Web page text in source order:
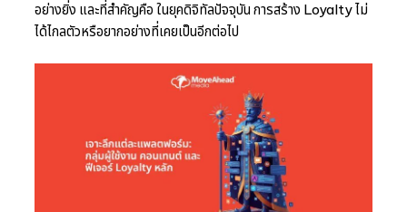
อย่างยิ่ง และที่สำคัญคือ ในยุคดิจิทัลปัจจุบัน การสร้าง Loyalty ไม่
ได้ไกลตัวหรือยากอย่างที่เคยเป็นอีกต่อไป